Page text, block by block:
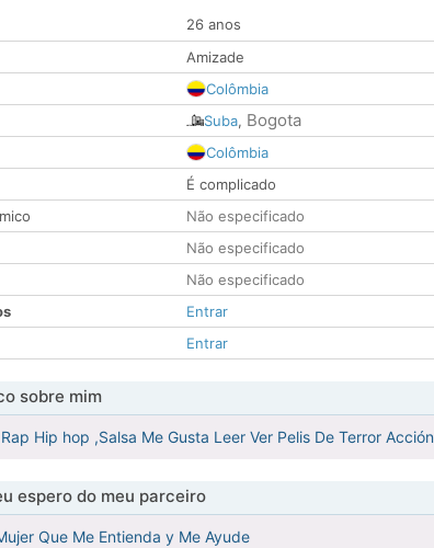
26 anos
Amizade
Colômbia
Suba, Bogota
Colômbia
É complicado
Não especificado
Não especificado
Não especificado
Entrar
Entrar
sobre mim
Hip hop ,Salsa Me Gusta Leer Ver Pelis De Terror Acción
espero do meu parceiro
Que Me Entienda y Me Ayude